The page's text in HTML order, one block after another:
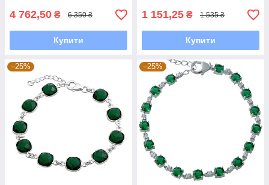
4 762,50 ₴ 6 350 ₴
Купити
1 151,25 ₴ 1 535 ₴
Купити
–25% –25%